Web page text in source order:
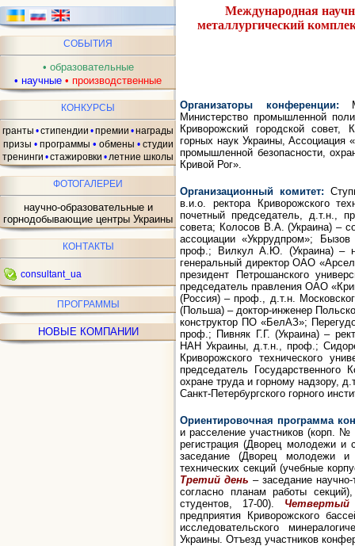
СОБЫТИЯ
• образовательные
• научные • производственные
КОНКУРСЫ
гранты •стипендии •премии •награды
призы • программы • обмены • студии
тренинги •стажировки •летние школы
ФОТОГАЛЕРЕИ
научно-образовательные и
горнодобывающие центры Украины
КОНТАКТЫ
consultant_ua
ПРОГРАММЫ
НОВЫЕ КОМПАНИИ
Международная
металлургический
Организаторы конференции:
Министерство промышленной
Криворожский городской совет,
горных наук Украины, Ассоциация
промышленной безопасности,
Кривой Рог».
Организационный комитет:
в.и.о. ректора Криворожского
почетный председатель, д.т.н.,
совета; Колосов В.А. (Украина) –
ассоциации «Укррудпром»;
проф.; Вилкул А.Ю. (Украина) –
генеральный директор ОАО
президент Петрошанского
председатель правления ОАО
(Россия) – проф., д.т.н.
(Польша) – доктор-инженер
конструктор ПО «БелАЗ»;
проф.; Пивняк Г.Г. (Украина) –
НАН Украины, д.т.н., проф.;
Криворожского технического
председатель Государственного
охране труда и горному надзору,
Санкт-Петербургского горного
Ориентировочная программа
и расселение участников (корп.
регистрация (Дворец молодежи и
заседание (Дворец молодежи
технических секций (учебные
Третий день – заседание
согласно планам работы
студентов, 17-00). Четвертый
предприятия Криворожского
исследовательского
Украины. Отъезд участников